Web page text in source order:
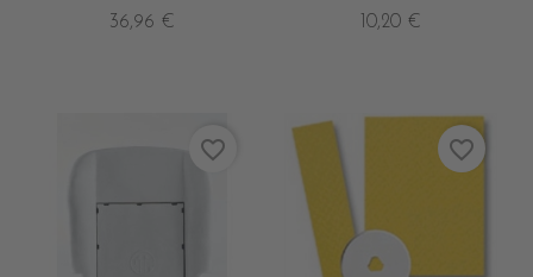
36,96 €
10,20 €
favorite_border favorite_border